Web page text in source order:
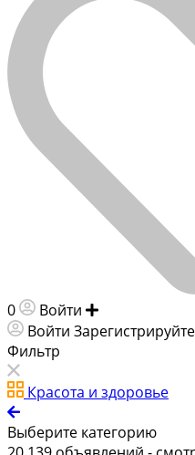
0 Войти
Войти
Фильтр
Красота и здоровье
Выберите категорию